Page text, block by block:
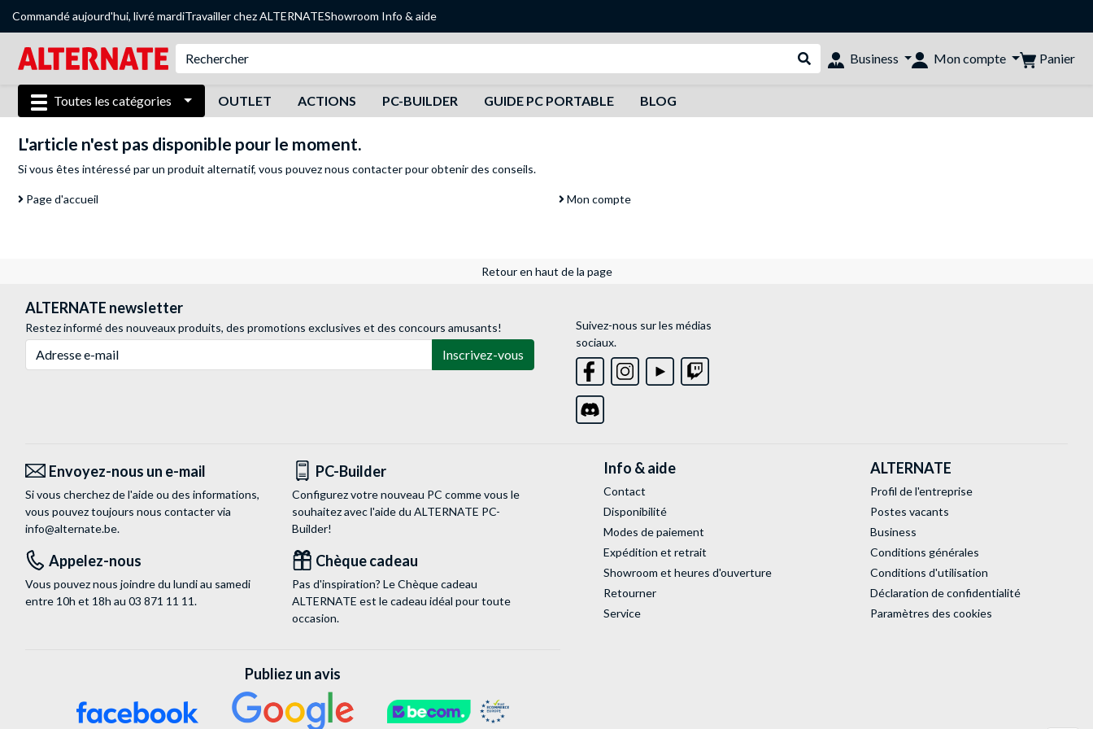
Commandé aujourd'hui, livré mardiTravailler chez ALTERNATEShowroom Info & aide
Rechercher dans le shop
Business Mon compte Panier
Toutes les catégories OUTLET ACTIONS PC-BUILDER GUIDE PC PORTABLE BLOG
L'article n'est pas disponible pour le moment.
Si vous êtes intéressé par un produit alternatif, vous pouveznous contacterpour obtenir des conseils.
Page d'accueil Mon compte
Retour en haut de la page
ALTERNATE newsletter
Restez informé des nouveaux produits, des promotions exclusives et des concours amusants!
Inscrivez-vous
Suivez-nous sur les médias
sociaux.
Envoyez-nous un e-mail
Si vous cherchez de l'aide ou des informations,
vous pouvez toujours nous contacter via
info@alternate.be.
PC-Builder
Configurez votre nouveau PC comme vous le
souhaitez avec l'aide du ALTERNATE PC-
Builder!
Appelez-nous
Vous pouvez nous joindre du lundi au samedi
entre 10h et 18h au 03 871 11 11.
Chèque cadeau
Pas d'inspiration? Le Chèque cadeau
ALTERNATE est le cadeau idéal pour toute
occasion.
Info & aide
Contact
Disponibilité
Modes de paiement
Expédition et retrait
Showroom et heures d'ouverture
Retourner
Service
ALTERNATE
Profil de l'entreprise
Postes vacants
Business
Conditions générales
Conditions d'utilisation
Déclaration de confidentialité
Paramètres des cookies
Publiez un avis